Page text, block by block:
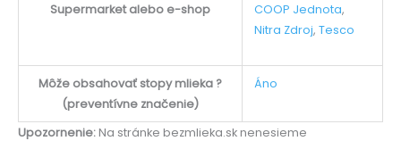
Supermarket alebo e-shop COOP Jednota,
Nitra Zdroj, Tesco
Môže obsahovať stopy mlieka ?
(preventívne značenie)
Áno
Upozornenie:Na stránke bezmlieka.sk nenesieme